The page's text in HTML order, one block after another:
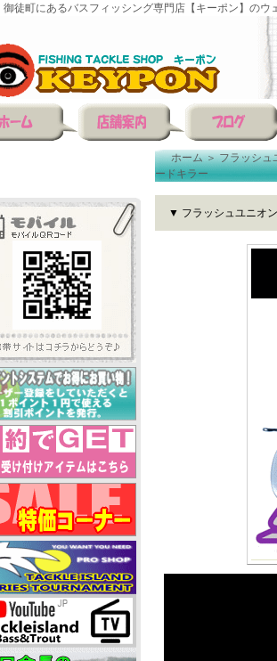
御徒町にあるバスフィッシング専門店【キーポン】のウ
ホーム＞フラッシュ
ードキラー
▼ フラッシュユニオ